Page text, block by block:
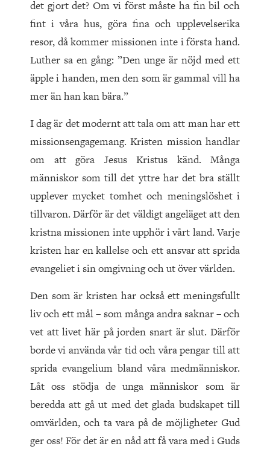
det gjort det? Om vi först måste ha fin bil och
fint i våra hus, göra fina och upplevelserika
resor, då kommer missionen inte i första hand.
Luther sa en gång: ”Den unge är nöjd med ett
äpple i handen, men den som är gammal vill ha
mer än han kan bära.”
I dag är det modernt att tala om att man har ett
missionsen­gagemang. Kristen mission handlar
om att göra Jesus Kristus känd. Många
människor som till det yttre har det bra ställt
upplever mycket tomhet och meningslöshet i
tillvaron. Därför är det väldigt angeläget att den
kristna missionen inte upphör i vårt land. Varje
kristen har en kallelse och ett ansvar att sprida
evangeliet i sin omgivning och ut över världen.
Den som är kristen har också ett meningsfullt
liv och ett mål – som många andra saknar – och
vet att livet här på jorden snart är slut. Därför
borde vi använda vår tid och våra pengar till att
sprida evangelium bland våra medmänniskor.
Låt oss stödja de unga människor som är
beredda att gå ut med det glada budskapet till
omvärlden, och ta vara på de möjligheter Gud
ger oss! För det är en nåd att få vara med i Guds